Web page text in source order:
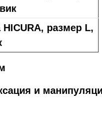
HICURA, размер L,
и